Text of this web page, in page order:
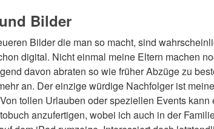
Bilder
Bilder die man so macht, sind
digital. Nicht einmal meine Eltern machen
davon abraten so wie früher Abzüge zu
an. Der einzige würdige Nachfolger ist
tollen Urlauben oder speziellen Events kann
anzufertigen, wobei ich auch in der